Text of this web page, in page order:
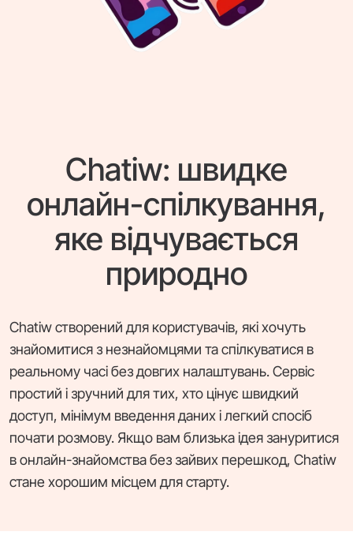
Chatiw: швидке
онлайн-спілкування,
яке відчувається
природно
Chatiw створений для користувачів, які хочуть
знайомитися з незнайомцями та спілкуватися в
реальному часі без довгих налаштувань. Сервіс
простий і зручний для тих, хто цінує швидкий
доступ, мінімум введення даних і легкий спосіб
почати розмову. Якщо вам близька ідея зануритися
в онлайн-знайомства без зайвих перешкод, Chatiw
стане хорошим місцем для старту.